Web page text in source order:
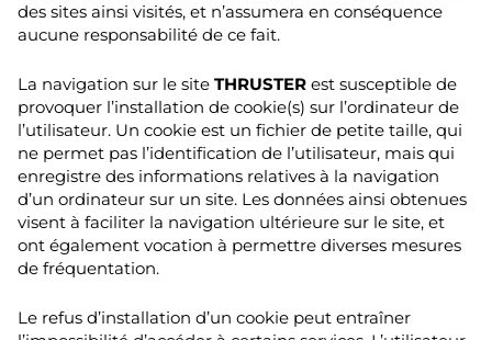
des sites ainsi visités, et n’assumera en conséquence
aucune responsabilité de ce fait.
La navigation sur le site THRUSTER est susceptible de
provoquer l’installation de cookie(s) sur l’ordinateur de
l’utilisateur. Un cookie est un fichier de petite taille, qui
ne permet pas l’identification de l’utilisateur, mais qui
enregistre des informations relatives à la navigation
d’un ordinateur sur un site. Les données ainsi obtenues
visent à faciliter la navigation ultérieure sur le site, et
ont également vocation à permettre diverses mesures
de fréquentation.
Le refus d’installation d’un cookie peut entraîner